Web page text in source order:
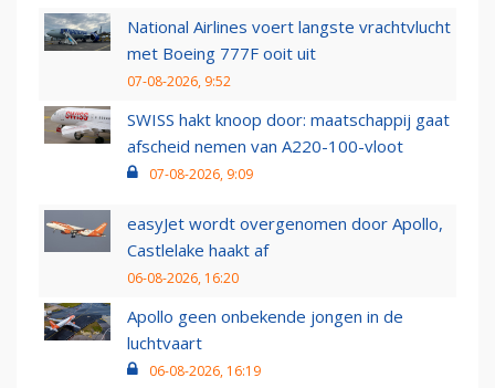
National Airlines voert langste vrachtvlucht
met Boeing 777F ooit uit
07-08-2026, 9:52
SWISS hakt knoop door: maatschappij gaat
afscheid nemen van A220-100-vloot
07-08-2026, 9:09
easyJet wordt overgenomen door Apollo,
Castlelake haakt af
06-08-2026, 16:20
Apollo geen onbekende jongen in de
luchtvaart
06-08-2026, 16:19